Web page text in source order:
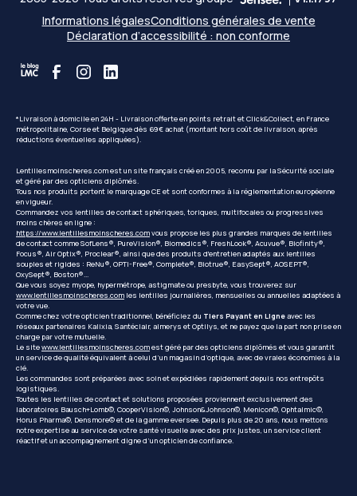
Informations légalesConditions générales de vente
Déclaration d’accessibilité : non conforme
*Livraison à domicile en 24H - Livraison offerte en points retrait et Click&Collect, en France
métropolitaine, Corse et Belgique dès 69€ achat (montant hors coût de livraison, après
réductions éventuelles appliquées).
Lentillesmoinscheres.com est un site français créé en 2005, reconnu par la Sécurité sociale
et géré par des opticiens diplômés.
Tous nos produits portent le marquage CE et sont conformes à la réglementation européenne
en vigueur.
Commandez vos lentilles de contact sphériques, toriques, multifocales ou progressives
moins chères en ligne :
https://www.lentillesmoinscheres.comvous propose les plus grandes marques de lentilles
de contact comme SofLens®, PureVision®, Biomedics®, FreshLook®, Acuvue®, Biofinity®,
Focus®, Air Optix®, Proclear®, ainsi que des produits d'entretien adaptés aux lentilles
souples et rigides : ReNu®, OPTI-Free®, Complete®, Biotrue®, EasySept®, AOSEPT®,
OxySept®, Boston®...
Que vous soyez myope, hypermétrope, astigmate ou presbyte, vous trouverez sur
www.lentillesmoinscheres.com les lentilles journalières, mensuelles ou annuelles adaptées à
votre vue.
Comme chez votre opticien traditionnel, bénéficiez du Tiers Payant en Ligneavec les
réseaux partenaires Kalixia, Santéclair, almerys et Optilys, et ne payez que la part non prise en
charge par votre mutuelle.
Le sitewww.lentillesmoinscheres.comest géré par des opticiens diplômés et vous garantit
un service de qualité équivalent à celui d’un magasin d’optique, avec de vraies économies à la
clé.
Les commandes sont préparées avec soin et expédiées rapidement depuis nos entrepôts
logistiques.
Toutes les lentilles de contact et solutions proposées proviennent exclusivement des
laboratoires Bausch+Lomb©, CooperVision©, Johnson&Johnson©, Menicon©, Ophtalmic©,
Horus Pharma©, Densmore© et de la gamme eversee. Depuis plus de 20 ans, nous mettons
notre expertise au service de votre santé visuelle avec des prix justes, un service client
réactif et un accompagnement digne d’un opticien de confiance.